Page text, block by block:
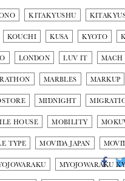
KITAKYUSHU
KOUCHI KUSA KYOTO
LONDON LUV IT MACH
MARBLES MARKUP
MIDNIGHT
HOUSE MOBILITY
TYPE MOVIDA JAPAN
MYOJOWARAKU